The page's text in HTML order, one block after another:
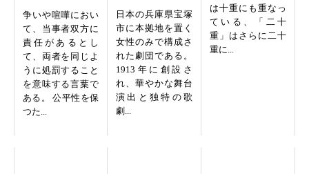
争いや喧嘩におい
て、当事者双方に
責任があるとし
て、両者を同じよ
うに処罰すること
を意味する言葉で
ある。 公平性を保
つた...
日本の兵庫県宝塚
市に本拠地を置く
女性のみで構成さ
れた劇団である。
1913年に創設さ
れ、華やかな舞台
演出と独特の歌
劇...
は十重にも重なっ
ている、「二十
重」はさらに二十
重に...